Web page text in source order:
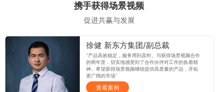
携手获得场景视频
促进共赢与发展
徐健 新东方集团/副总裁
“产品高效稳定，服务周到及时。与获得场景视频合作
的两年里，切实地感受到了合作伙伴对工作的执着精
神。希望获得场景视频继续提供高质量的产品，开拓
更广阔的市场”
查看案例